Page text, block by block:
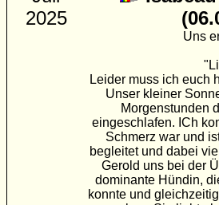
2025
Uns
Leider muss ich euch
Unser kleiner
Morgenstunden
eingeschlafen. ICh
Schmerz war und
begleitet und dabei
Gerold uns bei der
dominante Hündin,
konnte und